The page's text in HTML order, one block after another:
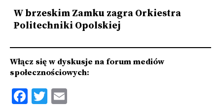
W brzeskim Zamku zagra Orkiestra
Politechniki Opolskiej
Włącz się w dyskusje na forum mediów
społecznościowych:
Facebook
Twitter